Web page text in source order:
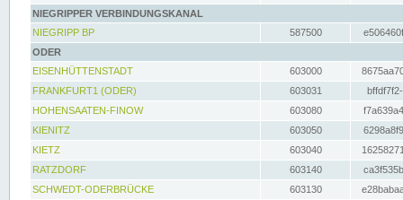
NIEGRIPPER VERBINDUNGSKANAL
NIEGRIPP BP
587500
ODER
EISENHÜTTENSTADT
603000
FRANKFURT1 (ODER)
603031
HOHENSAATEN-FINOW
603080
KIENITZ
603050
KIETZ
603040
RATZDORF
603140
SCHWEDT-ODERBRÜCKE
603130